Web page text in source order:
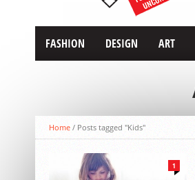
FASHION DESIGN ART
Home / Posts tagged "Kids"
1